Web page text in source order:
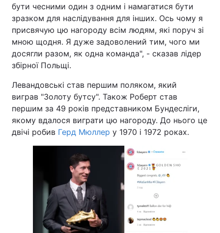
бути чесними один з одним і намагатися бути
зразком для наслідування для інших. Ось чому я
присвячую цю нагороду всім людям, які поруч зі
мною щодня. Я дуже задоволений тим, чого ми
досягли разом, як одна команда", - сказав лідер
збірної Польщі.
Левандовські став першим поляком, який
виграв "Золоту бутсу". Також Роберт став
першим за 49 років представником Бундесліги,
якому вдалося виграти цю нагороду. До нього це
двічі робив Герд Мюллер у 1970 і 1972 роках.